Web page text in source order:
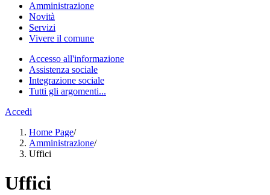
Amministrazione
Novità
Servizi
Vivere il comune
Accesso all'informazione
Assistenza sociale
Integrazione sociale
Tutti gli argomenti...
Accedi
Home Page/
Amministrazione/
Uffici
Uffici